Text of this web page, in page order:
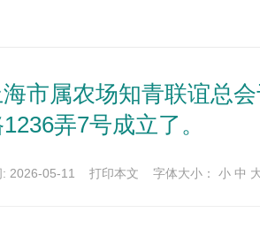
市属农场知青联谊总
弄7号成立了。
: 2026-05-11 打印本文 字体大小： 小 中